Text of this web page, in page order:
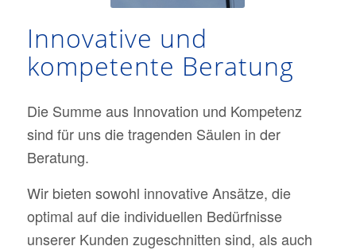
Innovative und
kompetente Beratung
Die Summe aus Innovation und Kompetenz
sind für uns die tragenden Säulen in der
Beratung.
Wir bieten sowohl innovative Ansätze, die
optimal auf die individuellen Bedürfnisse
unserer Kunden zugeschnitten sind, als auch